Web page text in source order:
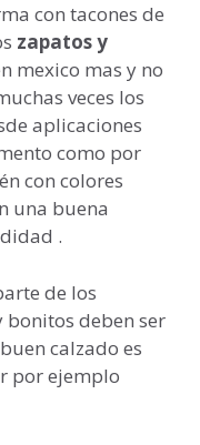
con tacones de
zapatos y
mexico mas y no
veces los
aplicaciones
como por
con colores
una buena
.
de los
bonitos deben ser
calzado es
por ejemplo